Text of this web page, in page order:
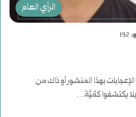
الرأي العام
192
بهذا المنشور أو ذاك من
يكتشفوا كمِّيَّة…